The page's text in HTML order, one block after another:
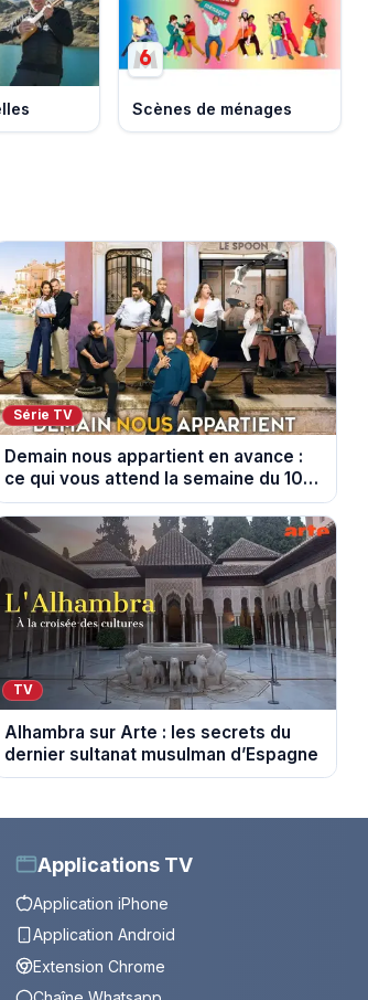
Scènes de ménages
Série TV
Demain nous appartient en avance :
ce qui vous attend la semaine du 10
au 14 août 2026 (spoiler)
TV
Alhambra sur Arte : les secrets du
dernier sultanat musulman d’Espagne
Applications TV
Application iPhone
Application Android
Extension Chrome